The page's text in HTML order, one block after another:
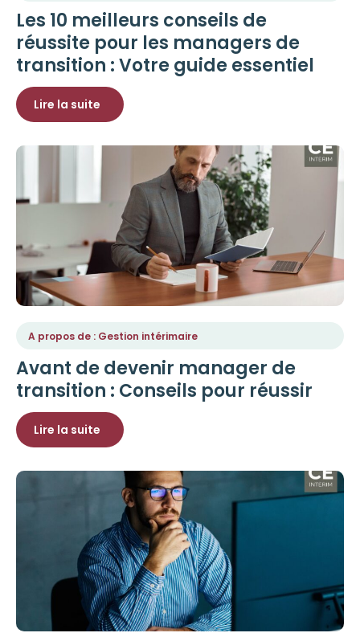
Les 10 meilleurs conseils de
réussite pour les managers de
transition : Votre guide essentiel
Lire la suite
A propos de : Gestion intérimaire
Avant de devenir manager de
transition : Conseils pour réussir
Lire la suite